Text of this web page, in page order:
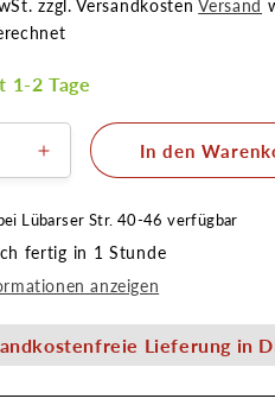
zzgl. VersandkostenVersand
1-2 Tage
Erhöhe
die
Menge
Flaming
Skull
Airbrush
Schablonen
In den
Lübarser Str. 40-46 verfügbar
fertig in 1 Stunde
anzeigen
Lieferung in